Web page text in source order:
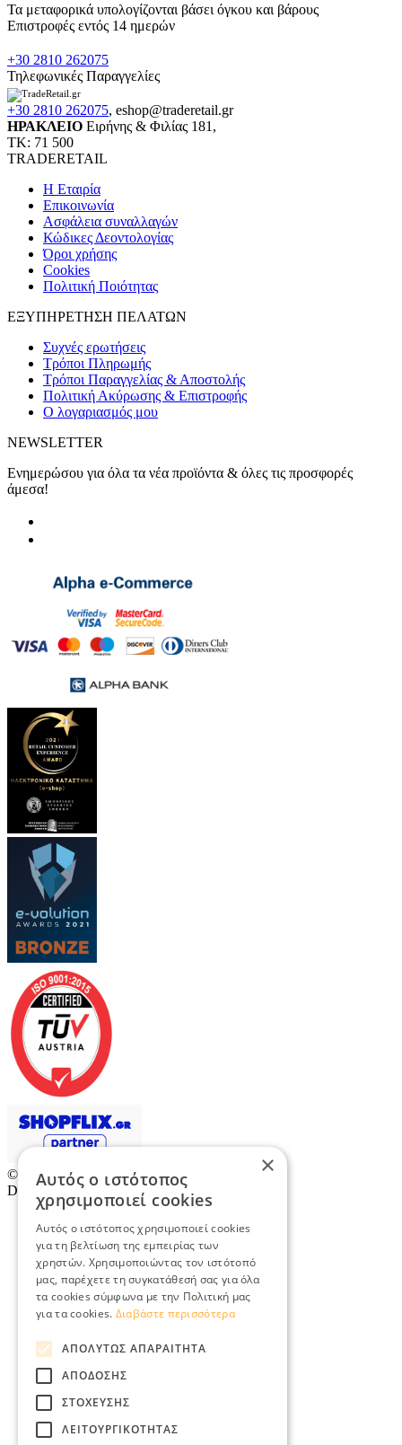
Τα μεταφορικά υπολογίζονται βάσει όγκου και βάρους
Επιστροφές εντός 14 ημερών
+30 2810 262075
Τηλεφωνικές Παραγγελίες
+30 2810 262075, eshop@traderetail.gr
ΗΡΑΚΛΕΙΟ Ειρήνης & Φιλίας 181,
ΤΚ: 71 500
TRADERETAIL
H Εταιρία
Eπικοινωνία
Ασφάλεια συναλλαγών
Κώδικες Δεοντολογίας
Όροι χρήσης
Cookies
Πολιτική Ποιότητας
ΕΞΥΠΗΡΕΤΗΣΗ ΠΕΛΑΤΩΝ
Συχνές ερωτήσεις
Τρόποι Πληρωμής
Τρόποι Παραγγελίας & Αποστολής
Πολιτική Ακύρωσης & Επιστροφής
Ο λογαριασμός μου
NEWSLETTER
Ενημερώσου για όλα τα νέα προϊόντα & όλες τις προσφορές
άμεσα!
© 2026TradeRetail.gr- All rights reserved
Designed & developed by NETMECHANICS
×
Αυτός ο ιστότοπος
χρησιμοποιεί cookies
Αυτός ο ιστότοπος χρησιμοποιεί cookies
για τη βελτίωση της εμπειρίας των
χρηστών. Χρησιμοποιώντας τον ιστότοπό
μας, παρέχετε τη συγκατάθεσή σας για όλα
τα cookies σύμφωνα με την Πολιτική μας
για τα cookies. Διαβάστε περισσότερα
ΑΠΟΛΎΤΩΣ ΑΠΑΡΑΊΤΗΤΑ
ΑΠΌΔΟΣΗΣ
ΣΤΌΧΕΥΣΗΣ
ΛΕΙΤΟΥΡΓΙΚΌΤΗΤΑΣ